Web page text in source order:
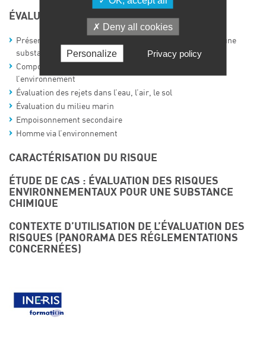
ÉVALUATION DE L’EXPOSITION
Présentation des scénarios d’émission et cycles de vie d’une
substance chimique
Comportement d’une substance chimique dans
l’environnement
Évaluation des rejets dans l’eau, l’air, le sol
Évaluation du milieu marin
Empoisonnement secondaire
Homme via l’environnement
CARACTÉRISATION DU RISQUE
ÉTUDE DE CAS : ÉVALUATION DES RISQUES
ENVIRONNEMENTAUX POUR UNE SUBSTANCE
CHIMIQUE
CONTEXTE D’UTILISATION DE L’ÉVALUATION DES
RISQUES (PANORAMA DES RÉGLEMENTATIONS
CONCERNÉES)
Deny all cookies
Personalize Privacy policy